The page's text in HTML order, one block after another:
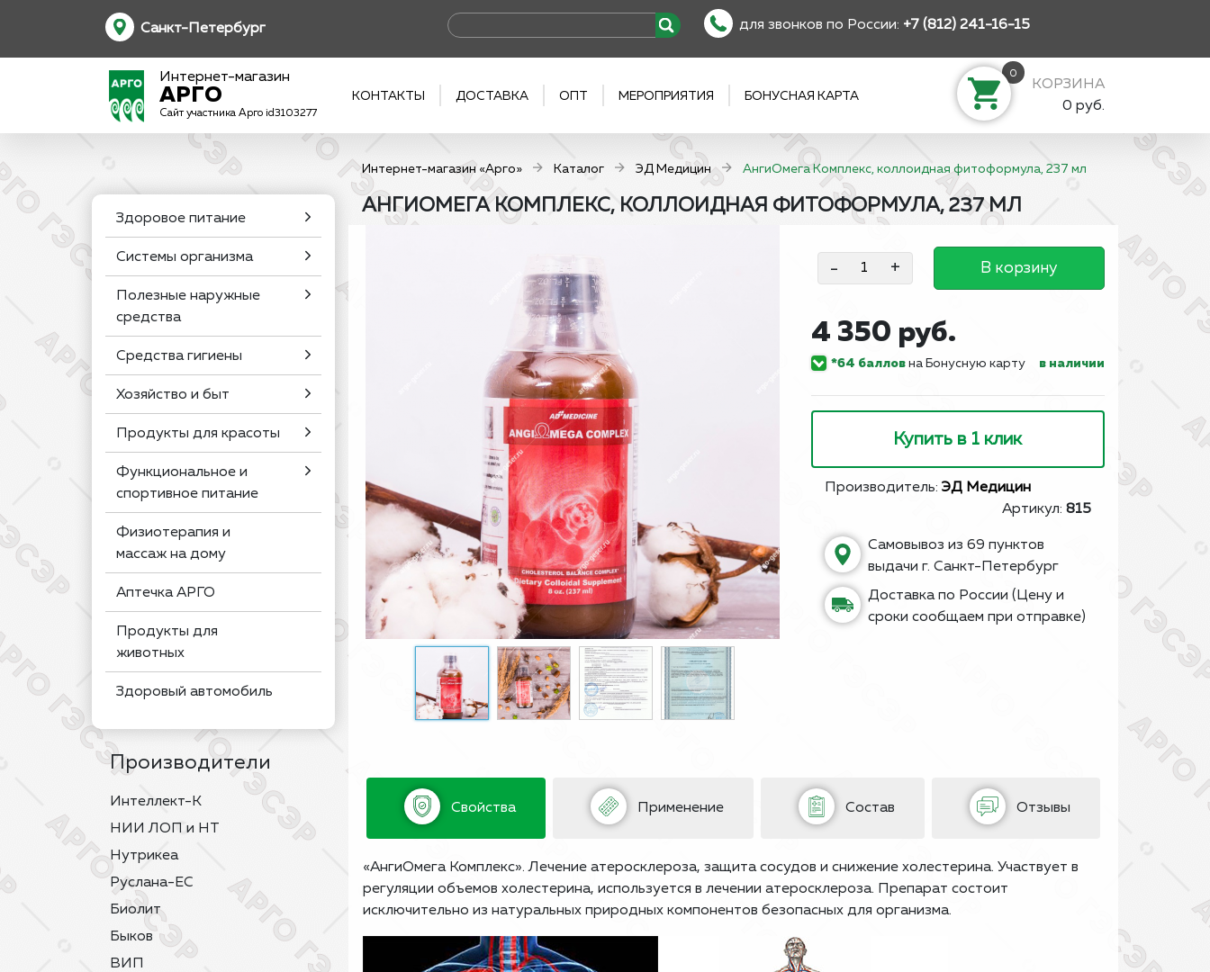
Санкт-Петербург для звонков по России: +7 (812) 241-16-15
Интернет-магазин
АРГО
Сайт участника Арго id3103277
КОНТАКТЫ ДОСТАВКА ОПТ МЕРОПРИЯТИЯ БОНУСНАЯ КАРТА
0
КОРЗИНА
0 руб.
Интернет-магазин «Арго» Каталог ЭД Медицин АнгиОмега Комплекс, коллоидная фитоформула, 237 мл
Здоровое питание
Системы организма
Полезные наружные
средства
Средства гигиены
Хозяйство и быт
Продукты для красоты
Функциональное и
спортивное питание
Физиотерапия и
массаж на дому
Аптечка АРГО
Продукты для
животных
Здоровый автомобиль
Производители
Интеллект-К
НИИ ЛОП и НТ
Нутрикеа
Руслана-ЕС
Биолит
Быков
ВИП
АНГИОМЕГА КОМПЛЕКС, КОЛЛОИДНАЯ ФИТОФОРМУЛА, 237 МЛ
- + В корзину
4 350 руб.
*64 балловна Бонусную карту в наличии
Купить в 1 клик
Производитель: ЭД Медицин
Артикул: 815
Самовывоз из 69 пунктов
выдачи г. Санкт-Петербург
Доставка по России (Цену и
сроки сообщаем при отправке)
Свойства Применение Состав Отзывы
«АнгиОмега Комплекс». Лечение атеросклероза, защита сосудов и снижение холестерина. Участвует в
регуляции объемов холестерина, используется в лечении атеросклероза. Препарат состоит
исключительно из натуральных природных компонентов безопасных для организма.